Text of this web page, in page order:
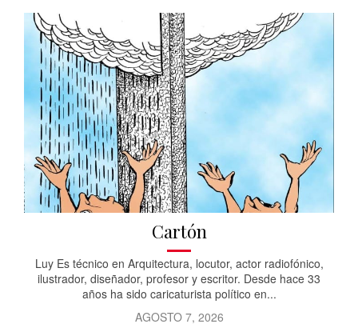
Cartón
Luy Es técnico en Arquitectura, locutor, actor radiofónico,
ilustrador, diseñador, profesor y escritor. Desde hace 33
años ha sido caricaturista político en...
AGOSTO 7, 2026